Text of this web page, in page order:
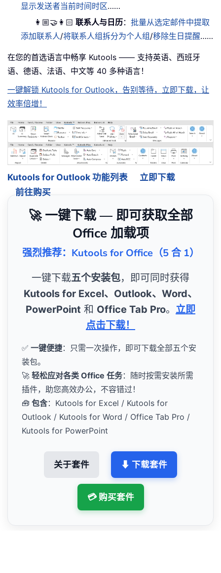
显示发送者当前时间时区……
👩🏼‍🤝‍👩🏻 联系人与日历：批量从选定邮件中提取
添加联系人/将联系人组拆分为个人组 /移除生日提醒……
在您的首选语言中畅享 Kutools —— 支持英语、西班牙
语、德语、法语、中文等 40 多种语言！
一键解锁 Kutools for Outlook，告别等待，立即下载，让
效率倍增！
Kutools for Outlook 功能列表
立即下载
前往购买
🚀 一键下载 — 即可获取全部
Office 加载项
强烈推荐：Kutools for Office（5 合 1）
一键下载五个安装包，即可同时获得
Kutools for Excel、Outlook、Word、
PowerPoint 和 Office Tab Pro。 立即
点击下载！
✅ 一键便捷：只需一次操作，即可下载全部五个安
装包。
🚀 轻松应对各类 Office 任务：随时按需安装所需
插件，助您高效办公，不容错过！
🧰 包含：Kutools for Excel / Kutools for
Outlook / Kutools for Word / Office Tab Pro /
Kutools for PowerPoint
关于套件 ⬇ 下载套件
💳 购买套件